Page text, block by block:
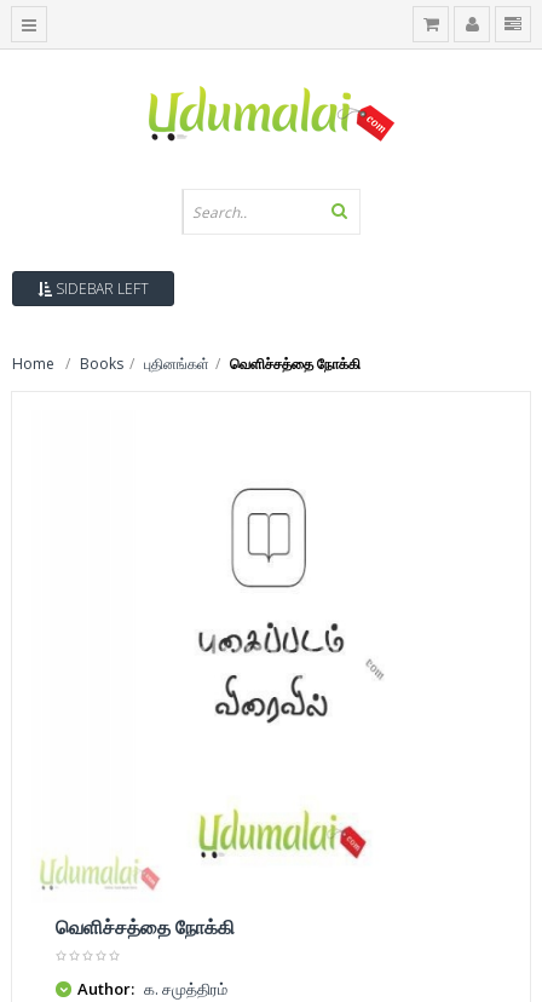
SIDEBAR LEFT
Home Books புதினங்கள் வெளிச்சத்தை நோக்கி
வெளிச்சத்தை நோக்கி
Author: க. சமுத்திரம்